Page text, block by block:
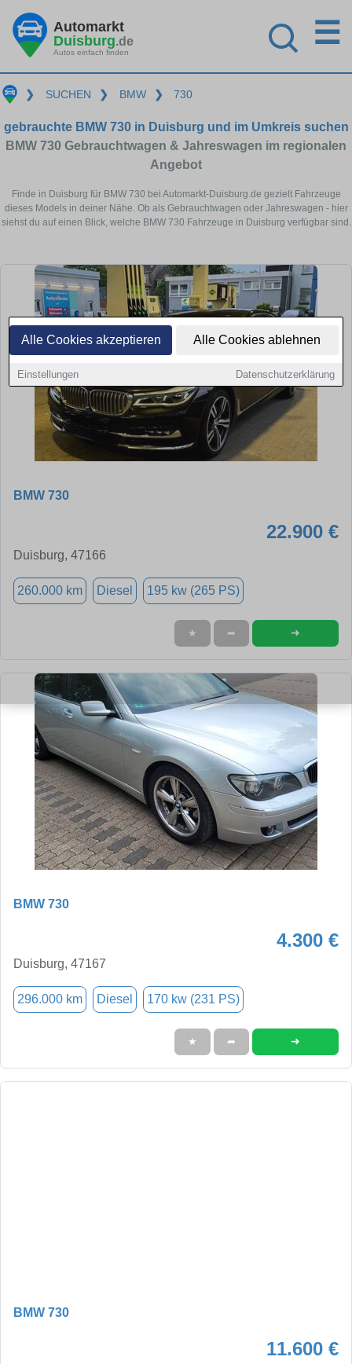
Alle Cookies akzeptieren Alle Cookies ablehnen
Einstellungen Datenschutzerklärung
Automarkt
Duisburg.de
Autos einfach finden
☰
❯ SUCHEN ❯ BMW ❯ 730
gebrauchte BMW 730 in Duisburg und im Umkreis suchen
BMW 730 Gebrauchtwagen & Jahreswagen im regionalen
Angebot
Finde in Duisburg für BMW 730 bei Automarkt-Duisburg.de gezielt Fahrzeuge
dieses Models in deiner Nähe. Ob als Gebrauchtwagen oder Jahreswagen - hier
siehst du auf einen Blick, welche BMW 730 Fahrzeuge in Duisburg verfügbar sind.
BMW 730
22.900 €
Duisburg, 47166
260.000 km Diesel 195 kw (265 PS)
★ ➦ ➜
BMW 730
4.300 €
Duisburg, 47167
296.000 km Diesel 170 kw (231 PS)
★ ➦ ➜
BMW 730
11.600 €